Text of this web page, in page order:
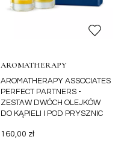
AROMATHERAPY ASSOCIATES
PERFECT PARTNERS -
ZESTAW DWÓCH OLEJKÓW
DO KĄPIELI I POD PRYSZNIC
AROMATHERAPY
ASSOCIATES
160,00 zł